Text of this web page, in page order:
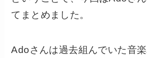
てまとめました。
Adoさんは過去組んでいた音